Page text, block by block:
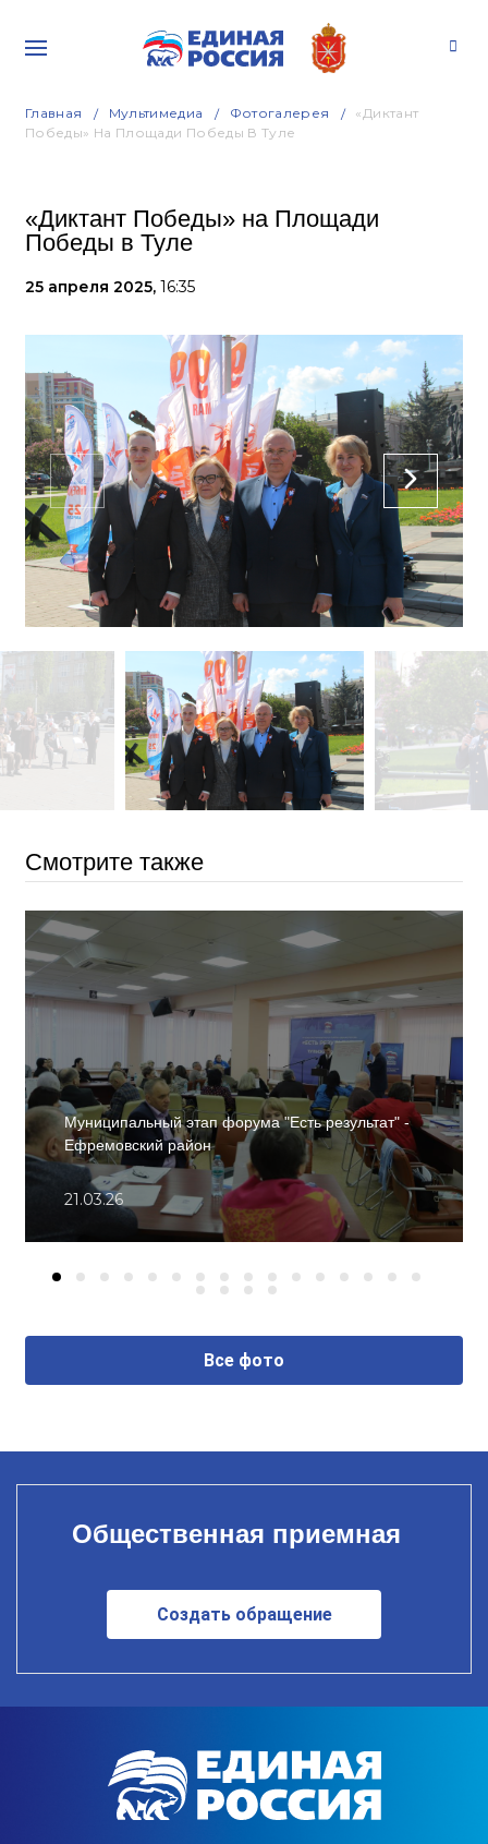
Главная Мультимедиа Фотогалерея
«Диктант
Победы» На Площади Победы В Туле
«Диктант Победы» на Площади
Победы в Туле
25 апреля 2025, 16:35
Смотрите также
Муниципальный этап форума "Есть результат" -
Ефремовский район
21.03.26
Все фото
Общественная приемная
Создать обращение